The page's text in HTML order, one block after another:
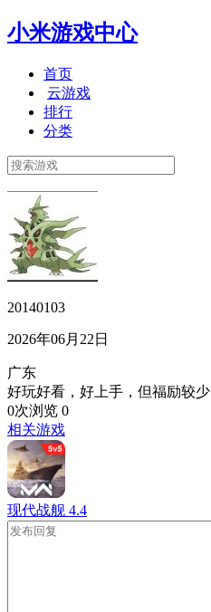
小米游戏中心
首页
云游戏
排行
分类
20140103
2026年06月22日
广东
好玩好看，好上手，但福励较少
0次浏览 0
相关游戏
现代战舰 4.4